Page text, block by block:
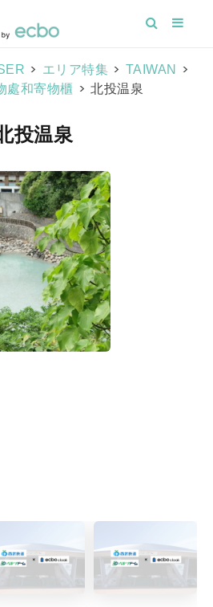
> エリア特集 > TAIWAN >
處和寄物櫃 > 北投温泉
投温泉